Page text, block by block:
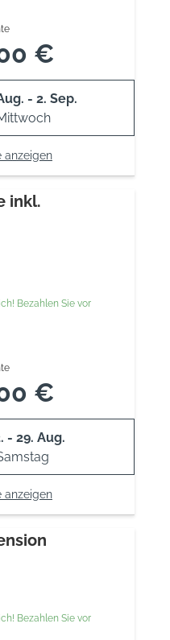
€
- 2. Sep.
anzeigen
inkl.
Bezahlen Sie vor
€
- 29. Aug.
anzeigen
Bezahlen Sie vor